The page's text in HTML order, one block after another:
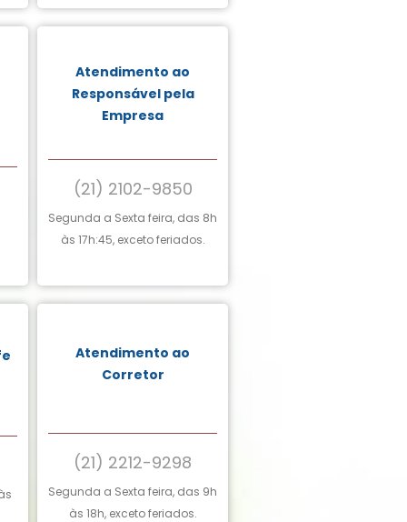
Atendimento ao
Responsável pela
Empresa
(21) 2102-9850
Segunda a Sexta feira, das 8h
às 17h:45, exceto feriados.
Atendimento ao
Corretor
(21) 2212-9298
Segunda a Sexta feira, das 9h
às 18h, exceto feriados.